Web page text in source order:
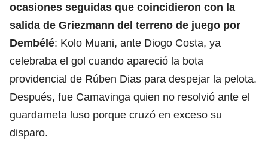
ocasiones seguidas que coincidieron con la
salida de Griezmann del terreno de juego por
Dembélé: Kolo Muani, ante Diogo Costa, ya
celebraba el gol cuando apareció la bota
providencial de Rúben Dias para despejar la pelota.
Después, fue Camavinga quien no resolvió ante el
guardameta luso porque cruzó en exceso su
disparo.